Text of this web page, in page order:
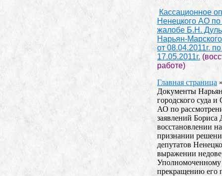
Кассационное
Ненецкого АО
жалобе Б.Н.
Нарьян-
от 08.04.2011г.
17.05.2011г.
работе)
Главная страница
Документы
городского суда
АО по
заявлений Бориса
восстановлении
признании
депутатов
выражении
прекращению его